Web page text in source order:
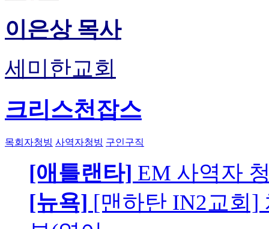
이은상 목사
세미한교회
크리스천잡스
목회자청빙 사역자청빙 구인구직
[애틀랜타] EM 사역자
[뉴욕] [맨하탄 IN2교회]